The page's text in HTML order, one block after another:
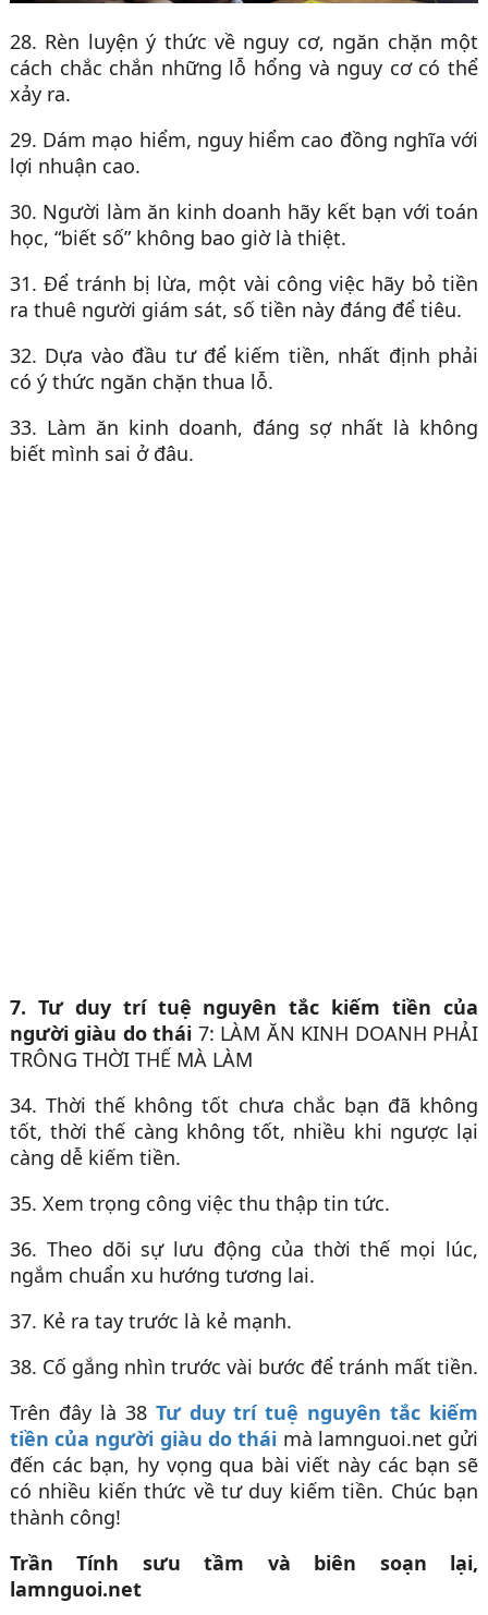
28. Rèn luyện ý thức về nguy cơ, ngăn chặn một
cách chắc chắn những lỗ hổng và nguy cơ có thể
xảy ra.
29. Dám mạo hiểm, nguy hiểm cao đồng nghĩa với
lợi nhuận cao.
30. Người làm ăn kinh doanh hãy kết bạn với toán
học, “biết số” không bao giờ là thiệt.
31. Để tránh bị lừa, một vài công việc hãy bỏ tiền
ra thuê người giám sát, số tiền này đáng để tiêu.
32. Dựa vào đầu tư để kiếm tiền, nhất định phải
có ý thức ngăn chặn thua lỗ.
33. Làm ăn kinh doanh, đáng sợ nhất là không
biết mình sai ở đâu.
7. Tư duy trí tuệ nguyên tắc kiếm tiền của
người giàu do thái 7: LÀM ĂN KINH DOANH PHẢI
TRÔNG THỜI THẾ MÀ LÀM
34. Thời thế không tốt chưa chắc bạn đã không
tốt, thời thế càng không tốt, nhiều khi ngược lại
càng dễ kiếm tiền.
35. Xem trọng công việc thu thập tin tức.
36. Theo dõi sự lưu động của thời thế mọi lúc,
ngắm chuẩn xu hướng tương lai.
37. Kẻ ra tay trước là kẻ mạnh.
38. Cố gắng nhìn trước vài bước để tránh mất tiền.
Trên đây là 38 Tư duy trí tuệ nguyên tắc kiếm
tiền của người giàu do thái mà lamnguoi.net gửi
đến các bạn, hy vọng qua bài viết này các bạn sẽ
có nhiều kiến thức về tư duy kiếm tiền. Chúc bạn
thành công!
Trần Tính sưu tầm và biên soạn lại,
lamnguoi.net